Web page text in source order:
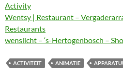
Activity
Wentsy | Restaurant –
Restaurants
wenslicht – ‘s-Hertogenbosch –
ACTIVITEIT ANIMATIE